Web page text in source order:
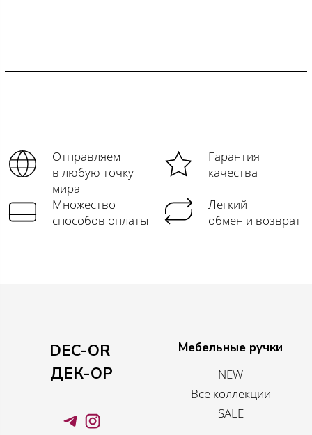
Отправляем
в любую точку
мира
Гарантия
качества
Множество
способов оплаты
Легкий
обмен и возврат
DEC-OR
ДЕК-ОР
Мебельные ручки
NEW
Все коллекции
SALE